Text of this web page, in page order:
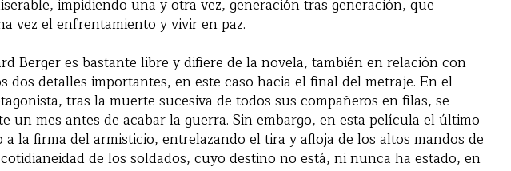
impidiendo una y otra vez, generación tras generación, que
vez el enfrentamiento y vivir en paz.
Berger es bastante libre y difiere de la novela, también en relación con
dos detalles importantes, en este caso hacia el final del metraje. En el
tras la muerte sucesiva de todos sus compañeros en filas, se
un mes antes de acabar la guerra. Sin embargo, en esta película el último
la firma del armisticio, entrelazando el tira y afloja de los altos mandos de
de los soldados, cuyo destino no está, ni nunca ha estado, en